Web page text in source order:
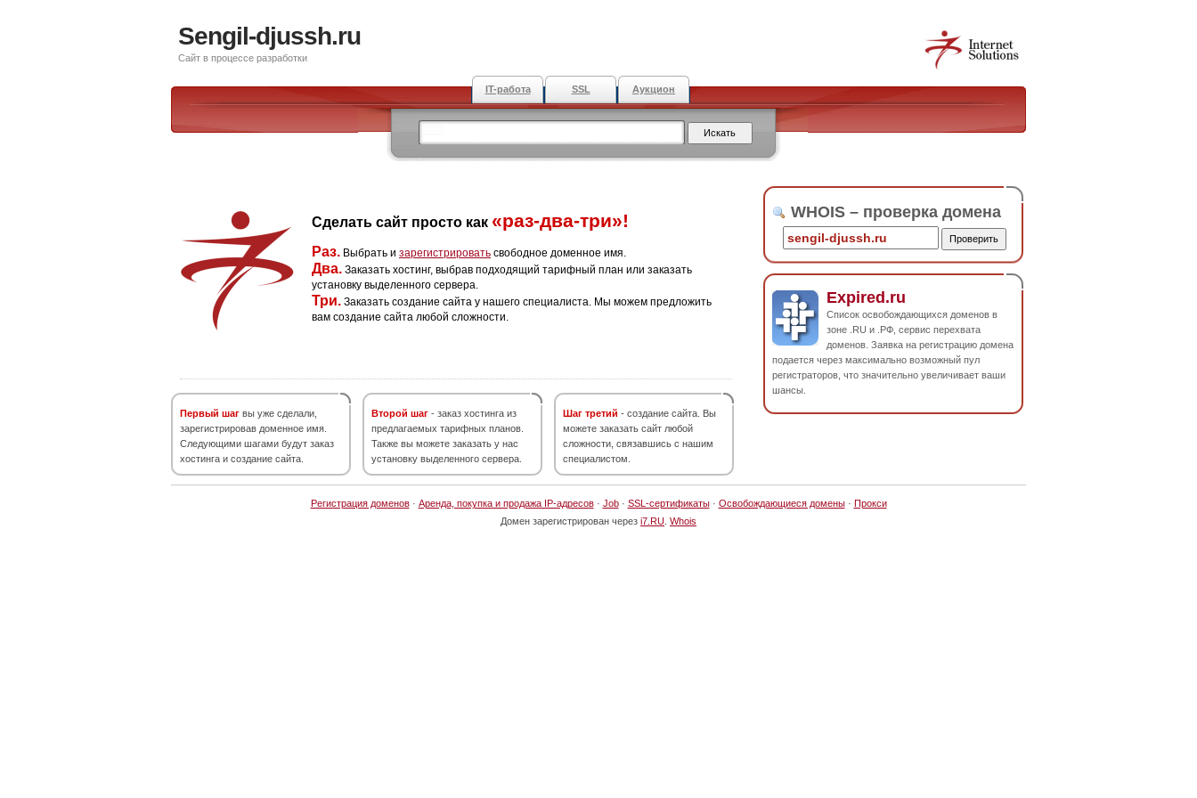
Sengil-djussh.ru
Сайт в процессе разработки
IT-работа SSL Аукцион
Сделать сайт просто как «раз-два-три»!
Раз. Выбрать и зарегистрировать свободное доменное имя.
Два. Заказать хостинг, выбрав подходящий тарифный план или заказать
установку выделенного сервера.
Три. Заказать создание сайта у нашего специалиста. Мы можем предложить
вам создание сайта любой сложности.
Первый шаг вы уже сделали,
зарегистрировав доменное имя.
Следующими шагами будут заказ
хостинга и создание сайта.
Второй шаг - заказ хостинга из
предлагаемых тарифных планов.
Также вы можете заказать у нас
установку выделенного сервера.
Шаг третий - создание сайта. Вы
можете заказать сайт любой
сложности, связавшись с нашим
специалистом.
WHOIS – проверка домена
Expired.ru
Список освобождающихся доменов в
зоне .RU и .РФ, сервис перехвата
доменов. Заявка на регистрацию домена
подается через максимально возможный пул
регистраторов, что значительно увеличивает ваши
шансы.
Регистрация доменов· Аренда, покупка и продажа IP-адресов· Job· SSL-сертификаты· Освобождающиеся домены· Прокси
Домен зарегистрирован через i7.RU Whois